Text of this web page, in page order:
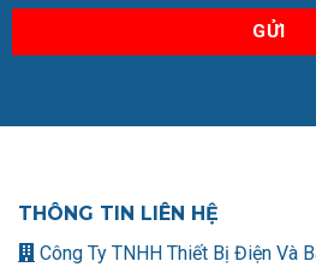
THÔNG TIN LIÊN HỆ
Công Ty TNHH Thiết Bị Điện Và